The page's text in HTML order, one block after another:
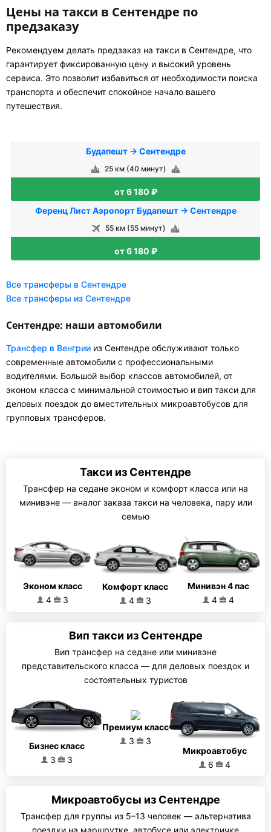
Цены на такси в Сентендре по
предзаказу
Рекомендуем делать предзаказ на такси в Сентендре, что
гарантирует фиксированную цену и высокий уровень
сервиса. Это позволит избавиться от необходимости поиска
транспорта и обеспечит спокойное начало вашего
путешествия.
Будапешт → Сентендре
25 км (40 минут)
от 6 180 ₽
Ференц Лист Аэропорт Будапешт → Сентендре
55 км (55 минут)
от 6 180 ₽
Все трансферы в Сентендре
Все трансферы из Сентендре
Сентендре: наши автомобили
Трансфер в Венгрии из Сентендре обслуживают только
современные автомобили с профессиональными
водителями. Большой выбор классов автомобилей, от
эконом класса с минимальной стоимостью и вип такси для
деловых поездок до вместительных микроавтобусов для
групповых трансферов.
Такси из Сентендре
Трансфер на седане эконом и комфорт класса или на
минивэне — аналог заказа такси на человека, пару или
семью
Эконом класс
4
3
Комфорт класс
4
3
Минивэн 4 пас
4
4
Вип такси из Сентендре
Вип трансфер на седане или минивэне
представительского класса — для деловых поездок и
состоятельных туристов
Бизнес класс
3
3
Премиум класс
3
3
Микроавтобус
6
4
Микроавтобусы из Сентендре
Трансфер для группы из 5–13 человек — альтернатива
поездки на маршрутке, автобусе или электричке